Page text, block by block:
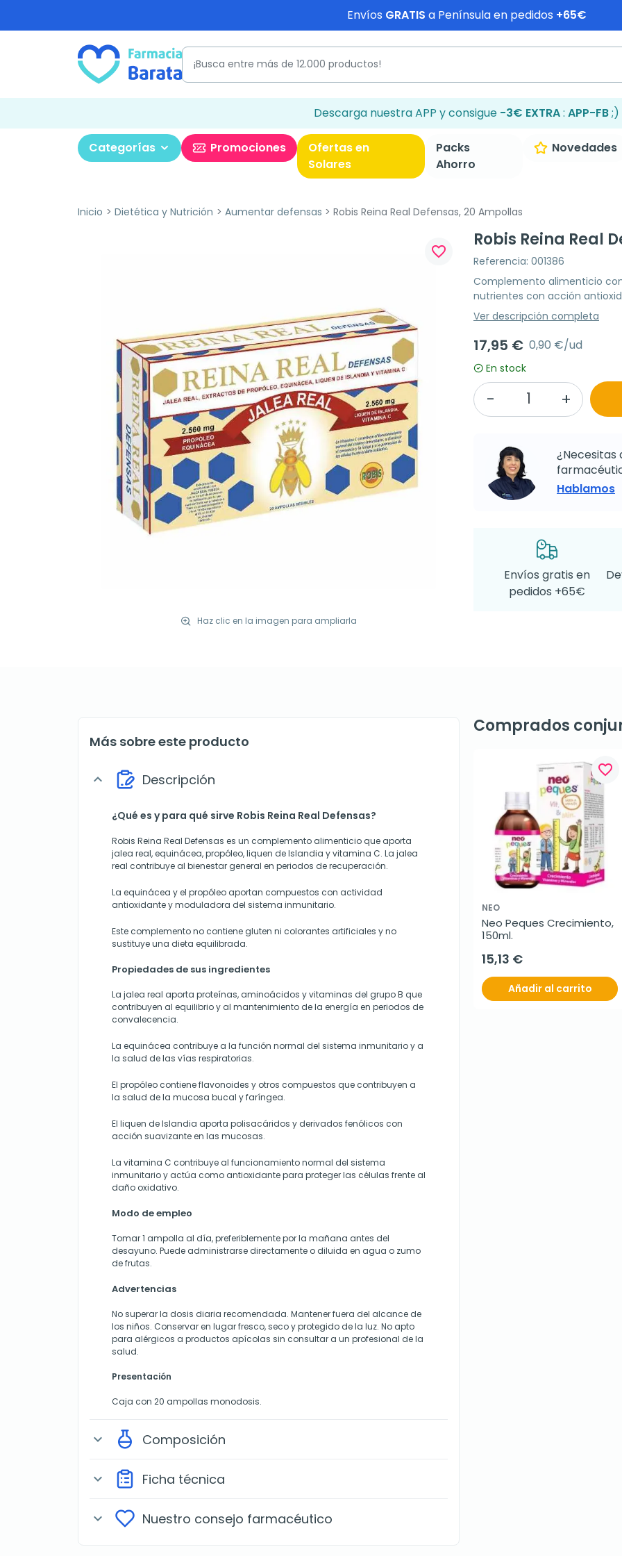
Envíos GRATIS a Península en pedidos +65€
Descarga nuestra APP y consigue -3€ EXTRA: APP-FB;)
Categorías Promociones
Ofertas en
Solares
Packs
Ahorro
Novedades
Inicio Dietética y Nutrición Aumentar defensas Robis Reina Real Defensas, 20 Ampollas
Haz clic en la imagen para ampliarla
favorite_border
Robis Reina Real
Referencia: 001386
Complemento alimenticio
nutrientes con acción
Ver descripción completa
17,95 € 0,90 €/ud
En stock
¿Necesitas
Hablamos
Envíos gratis en
pedidos +65€
Más sobre este producto
expand_more Descripción
¿Qué es y para qué sirve Robis Reina Real Defensas?
Robis Reina Real Defensas es un complemento alimenticio que aporta
jalea real, equinácea, propóleo, liquen de Islandia y vitamina C. La jalea
real contribuye al bienestar general en periodos de recuperación.
La equinácea y el propóleo aportan compuestos con actividad
antioxidante y moduladora del sistema inmunitario.
Este complemento no contiene gluten ni colorantes artificiales y no
sustituye una dieta equilibrada.
Propiedades de sus ingredientes
La jalea real aporta proteínas, aminoácidos y vitaminas del grupo B que
contribuyen al equilibrio y al mantenimiento de la energía en periodos de
convalecencia.
La equinácea contribuye a la función normal del sistema inmunitario y a
la salud de las vías respiratorias.
El propóleo contiene flavonoides y otros compuestos que contribuyen a
la salud de la mucosa bucal y faríngea.
El liquen de Islandia aporta polisacáridos y derivados fenólicos con
acción suavizante en las mucosas.
La vitamina C contribuye al funcionamiento normal del sistema
inmunitario y actúa como antioxidante para proteger las células frente al
daño oxidativo.
Modo de empleo
Tomar 1 ampolla al día, preferiblemente por la mañana antes del
desayuno. Puede administrarse directamente o diluida en agua o zumo
de frutas.
Advertencias
No superar la dosis diaria recomendada. Mantener fuera del alcance de
los niños. Conservar en lugar fresco, seco y protegido de la luz. No apto
para alérgicos a productos apícolas sin consultar a un profesional de la
salud.
Presentación
Caja con 20 ampollas monodosis.
expand_more Composición
expand_more Ficha técnica
expand_more Nuestro consejo farmacéutico
Comprados
favorite_border
NEO
Neo Peques Crecimiento,
150ml.
15,13 €
Añadir al carrito